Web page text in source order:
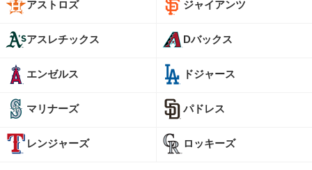
アストロズ
アスレチックス
エンゼルス
マリナーズ
レンジャーズ
ジャイアンツ
Dバックス
ドジャース
パドレス
ロッキーズ